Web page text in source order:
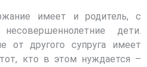
имеет и родитель, с
дети.
от другого супруга имеет
кто в этом нуждается –